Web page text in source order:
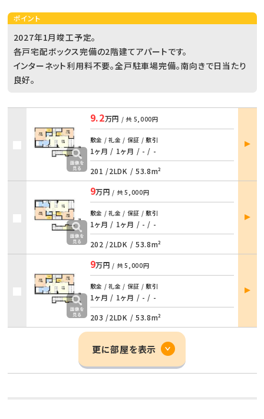
ポイント
2027年1月竣工予定。
各戸宅配ボックス完備の2階建てアパートです。
インターネット利用料不要。全戸駐車場完備。南向きで日当たり
良好。
9.2万円 / 共 5,000円
敷金 / 礼金 / 保証 / 敷引
1ヶ月 / 1ヶ月 / - / -
201 /2LDK / 53.8m²
部屋
詳細
9万円 / 共5,000円
敷金 / 礼金 / 保証 / 敷引
1ヶ月 / 1ヶ月 / - / -
202 /2LDK / 53.8m²
部屋
詳細
9万円 / 共5,000円
敷金 / 礼金 / 保証 / 敷引
1ヶ月 / 1ヶ月 / - / -
203 /2LDK / 53.8m²
部屋
詳細
更に部屋を表示